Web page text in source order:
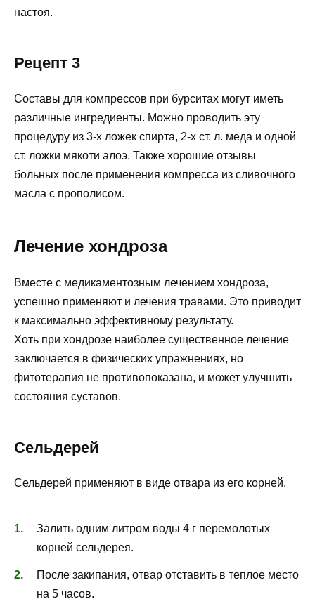
настоя.
Рецепт 3
Составы для компрессов при бурситах могут иметь
различные ингредиенты. Можно проводить эту
процедуру из 3-х ложек спирта, 2-х ст. л. меда и одной
ст. ложки мякоти алоэ. Также хорошие отзывы
больных после применения компресса из сливочного
масла с прополисом.
Лечение хондроза
Вместе с медикаментозным лечением хондроза,
успешно применяют и лечения травами. Это приводит
к максимально эффективному результату.
Хоть при хондрозе наиболее существенное лечение
заключается в физических упражнениях, но
фитотерапия не противопоказана, и может улучшить
состояния суставов.
Сельдерей
Сельдерей применяют в виде отвара из его корней.
Залить одним литром воды 4 г перемолотых
корней сельдерея.
После закипания, отвар отставить в теплое место
на 5 часов.